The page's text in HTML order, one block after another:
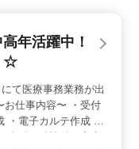
中の、働きやす
日は4週8休シフ
で、プライベート
年活躍中！
☆
て医療事務業務が出
仕事内容〜 ・受付
・電子カルテ作成 ・